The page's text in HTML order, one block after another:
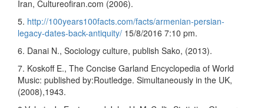
Iran, Cultureofiran.com (2006).
5. http://100years100facts.com/facts/armenian-persian-
legacy-dates-back-antiquity/ 15/8/2016 7:10 pm.
6. Danai N., Sociology culture, publish Sako, (2013).
7. Koskoff E., The Concise Garland Encyclopedia of World
Music: published by:Routledge. Simultaneously in the UK,
(2008),1943.